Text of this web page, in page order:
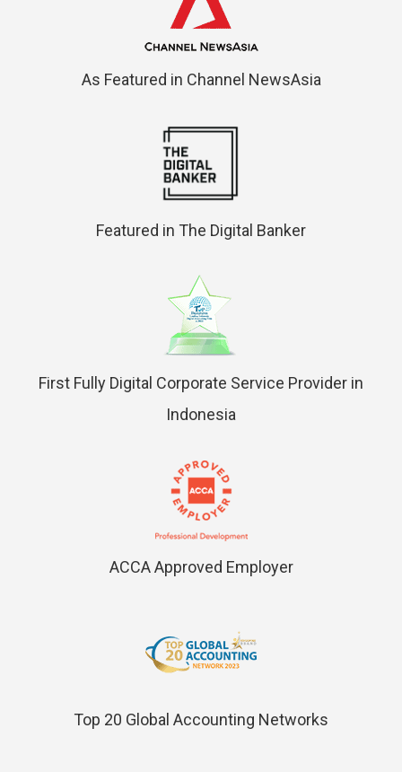
As Featured in Channel NewsAsia
Featured in The Digital Banker
First Fully Digital Corporate Service Provider in
Indonesia
ACCA Approved Employer
Top 20 Global Accounting Networks